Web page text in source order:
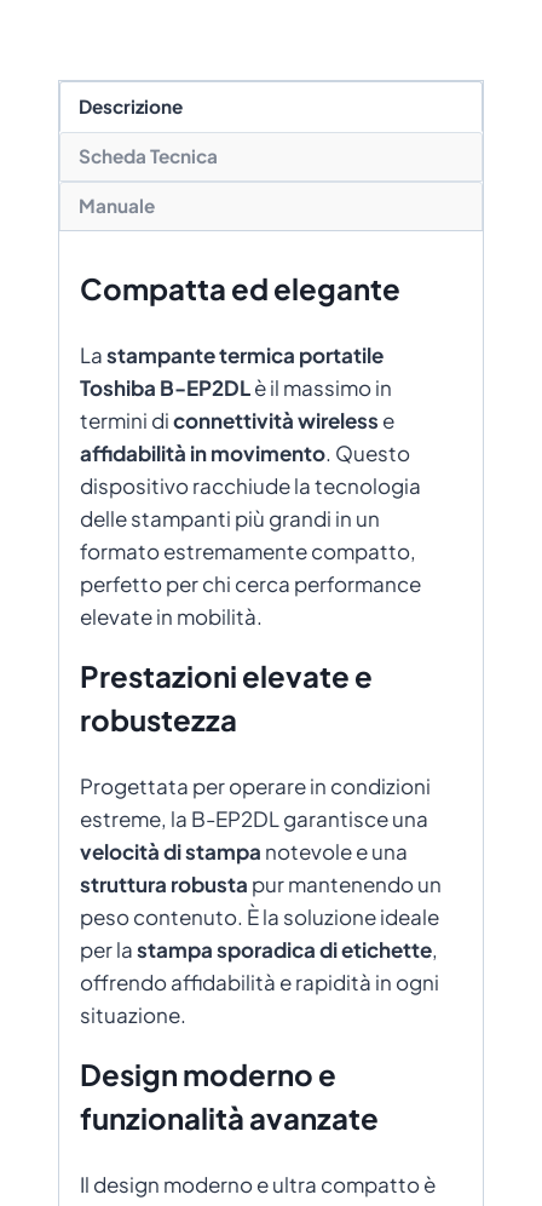
Descrizione
Scheda Tecnica
Manuale
Compatta ed elegante
Lastampante termica portatile
Toshiba B-EP2DLè il massimo in
termini diconnettività wireless e
affidabilità in movimento. Questo
dispositivo racchiude la tecnologia
delle stampanti più grandi in un
formato estremamente compatto,
perfetto per chi cerca performance
elevate in mobilità.
Prestazioni elevate e
robustezza
Progettata per operare in condizioni
estreme, la B-EP2DL garantisce una
velocità di stampa notevole e una
struttura robusta pur mantenendo un
peso contenuto. È la soluzione ideale
per lastampa sporadica di etichette,
offrendo affidabilità e rapidità in ogni
situazione.
Design moderno e
funzionalità avanzate
Il design moderno e ultra compatto è